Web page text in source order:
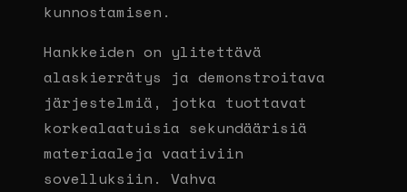
kunnostamisen.
Hankkeiden on ylitettävä
alaskierrätys ja demonstroitava
järjestelmiä, jotka tuottavat
korkealaatuisia sekundäärisiä
materiaaleja vaativiin
sovelluksiin. Vahva